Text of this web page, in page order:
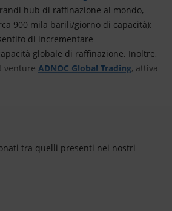
hub di raffinazione al mondo,
900 mila barili/giorno di capacità):
di incrementare
globale di raffinazione. Inoltre,
venture ADNOC Global Trading, attiva
tra quelli presenti nei nostri